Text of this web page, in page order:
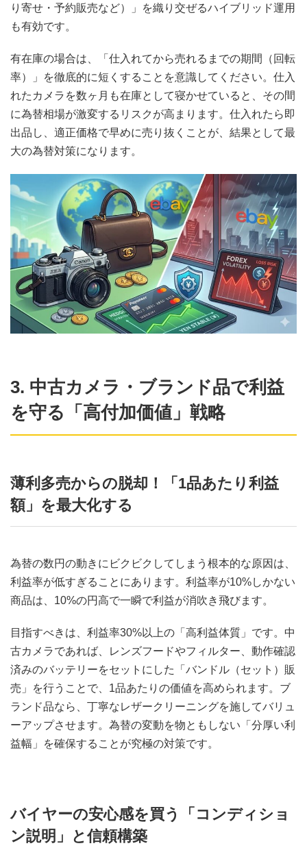
り寄せ・予約販売など）」を織り交ぜるハイブリッド運用
も有効です。
有在庫の場合は、「仕入れてから売れるまでの期間（回転
率）」を徹底的に短くすることを意識してください。仕入
れたカメラを数ヶ月も在庫として寝かせていると、その間
に為替相場が激変するリスクが高まります。仕入れたら即
出品し、適正価格で早めに売り抜くことが、結果として最
大の為替対策になります。
3. 中古カメラ・ブランド品で利益
を守る「高付加価値」戦略
薄利多売からの脱却！「1品あたり利益
額」を最大化する
為替の数円の動きにビクビクしてしまう根本的な原因は、
利益率が低すぎることにあります。利益率が10%しかない
商品は、10%の円高で一瞬で利益が消吹き飛びます。
目指すべきは、利益率30%以上の「高利益体質」です。中
古カメラであれば、レンズフードやフィルター、動作確認
済みのバッテリーをセットにした「バンドル（セット）販
売」を行うことで、1品あたりの価値を高められます。ブ
ランド品なら、丁寧なレザークリーニングを施してバリュ
ーアップさせます。為替の変動を物ともしない「分厚い利
益幅」を確保することが究極の対策です。
バイヤーの安心感を買う「コンディショ
ン説明」と信頼構築